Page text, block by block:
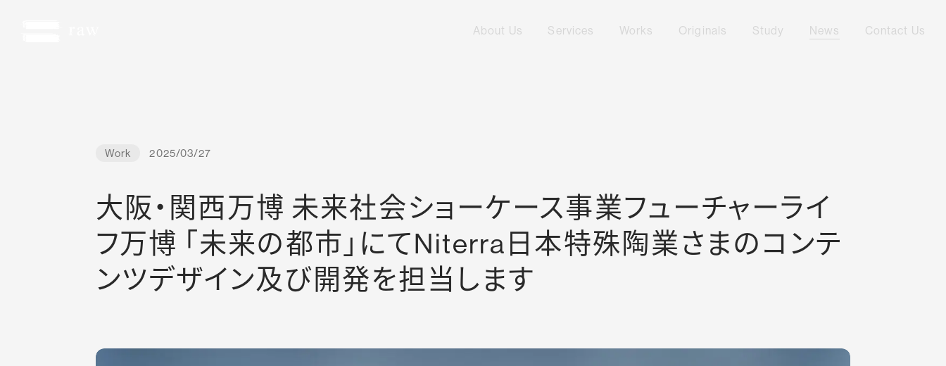
サイト内メニュー
About Us 私たちについて
Services ご提供サービス
Works 制作実績のご紹介
Originals オリジナルワークのご紹介
Study スタディのご紹介
News ニュース・お知らせ
Contact Us
大阪・関西万博 未来社会ショーケース事業フューチャーライ
フ万博 「未来の都市」にてNiterra日本特殊陶業さまのコンテ
ンツデザイン及び開発を担当します
Work 2025/03/27